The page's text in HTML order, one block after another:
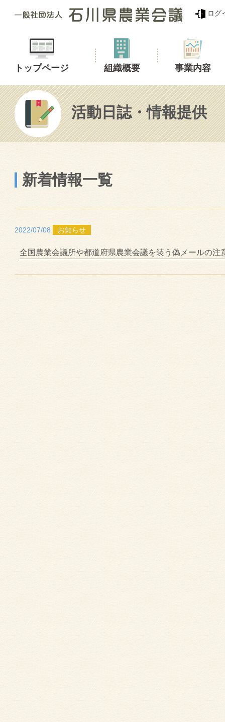
ログ
トップページ 組織概要 事業内容
活動日誌・情報提供
新着情報一覧
2022/07/08 お知らせ
全国農業会議所や都道府県農業会議を装う偽メールの注